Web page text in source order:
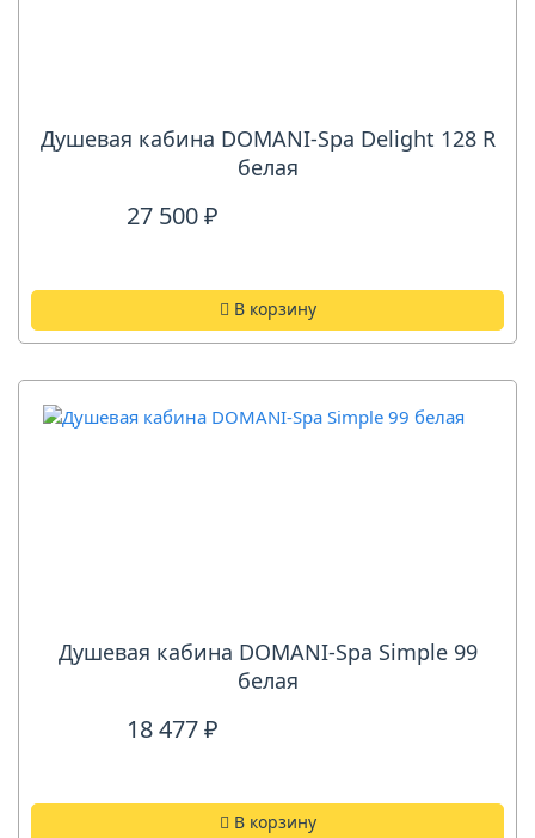
Душевая кабина DOMANI-Spa Delight 128 R
белая
27 500 ₽
В корзину
Душевая кабина DOMANI-Spa Simple 99
белая
18 477 ₽
В корзину